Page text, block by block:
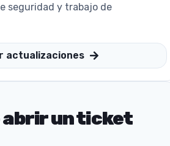
seguridad y trabajo de
actualizaciones
abrir un ticket